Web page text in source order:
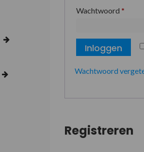
Wachtwoord *
Inloggen
Wachtwoord
Registreren